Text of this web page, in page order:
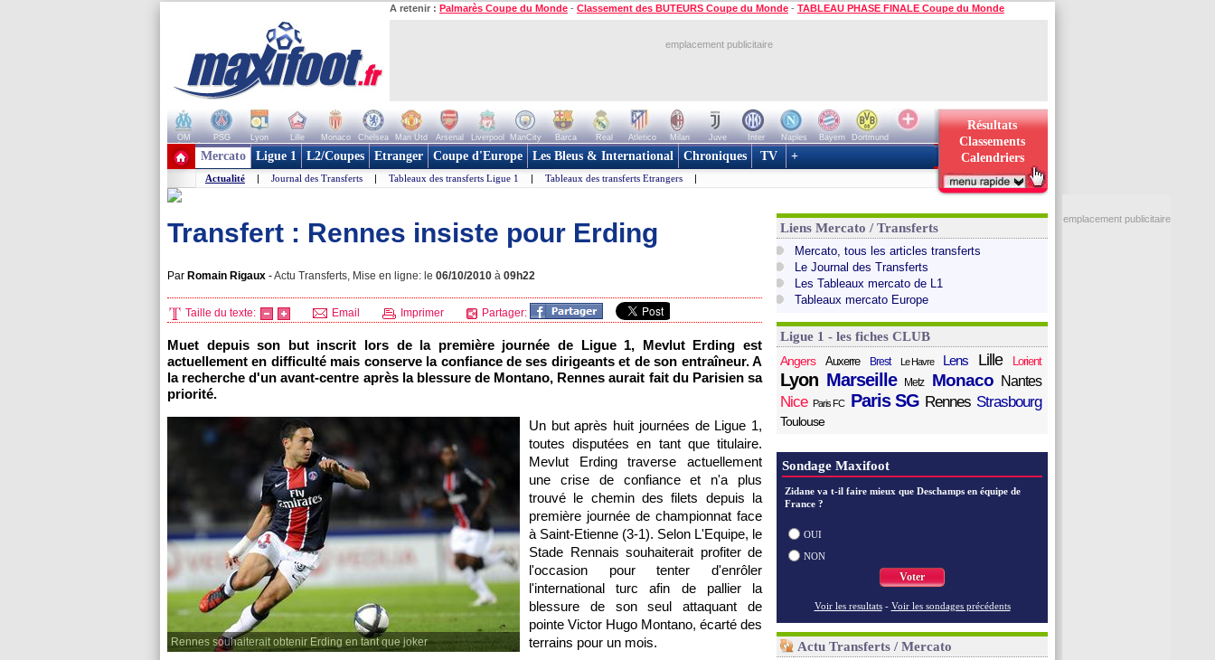
A retenir : Palmarès Coupe du Monde - Classement des BUTEURS Coupe du Monde - TABLEAU PHASE FINALE Coupe du Monde
emplacement publicitaire
OM PSG Lyon Lille Monaco Chelsea Man Utd Arsenal Liverpool ManCity Barca Real Atletico Milan Juve Inter Naples Bayern
Dortmund
+ de clubs
Résultats
Classements
Calendriers
Mercato Ligue 1 L2/Coupes Etranger Coupe d'Europe Les Bleus & International Chroniques TV +
Actualité | Journal des Transferts | Tableaux des transferts Ligue 1 | Tableaux des transferts Etrangers |
Transfert : Rennes insiste pour Erding
Par Romain Rigaux -Actu Transferts, Mise en ligne: le 06/10/2010 à 09h22
Taille du texte: Email Imprimer Partager:
Muet depuis son but inscrit lors de la première journée de Ligue 1, Mevlut Erding est
actuellement en difficulté mais conserve la confiance de ses dirigeants et de son entraîneur. A
la recherche d'un avant-centre après la blessure de Montano, Rennes aurait fait du Parisien sa
priorité.
Rennes souhaiterait obtenir Erding en tant que joker
Un but après huit journées de Ligue 1,
toutes disputées en tant que titulaire.
Mevlut Erding traverse actuellement
une crise de confiance et n'a plus
trouvé le chemin des filets depuis la
première journée de championnat face
à Saint-Etienne (3-1). Selon L'Equipe, le
Stade Rennais souhaiterait profiter de
l'occasion pour tenter d'enrôler
l'international turc afin de pallier la
blessure de son seul attaquant de
pointe Victor Hugo Montano, écarté des
terrains pour un mois.
Liens Mercato / Transferts
Mercato, tous les articles transferts
Le Journal des Transferts
Les Tableaux mercato de L1
Tableaux mercato Europe
Ligue 1 - les fiches CLUB
Angers
Auxerre Brest Le Havre Lens Lille Lorient
Lyon Marseille Metz Monaco Nantes
Nice Paris FC Paris SG Rennes Strasbourg
Toulouse
Sondage Maxifoot
Zidane va t-il faire mieux que Deschamps en équipe de
France ?
OUI
NON
Voter
Voir les resultats - Voir les sondages précédents
Actu Transferts / Mercato
emplacement publicitaire